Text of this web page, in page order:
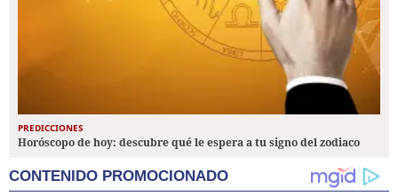
PREDICCIONES
Horóscopo de hoy: descubre qué le espera a tu signo del zodiaco
CONTENIDO PROMOCIONADO